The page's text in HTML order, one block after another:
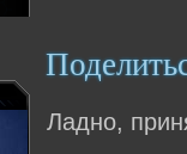
Ладно,